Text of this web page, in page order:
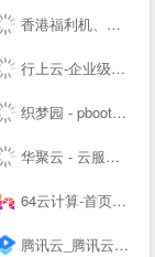
香港福利机、香港云服务器、美国站群VPS及物理主机提供商
行上云-企业级云服务器-虚拟云主机-高防服务器租用托管服务商
织梦园 - pbootcms模板_云优模板_Wordpress主题模板_网站模板下载站
华聚云 - 云服务器租用提供商
64云计算-首页演示
腾讯云_腾讯云腾讯课堂--